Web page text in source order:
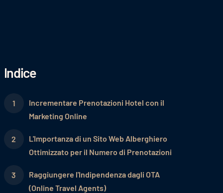
Indice
Incrementare Prenotazioni Hotel con il
Marketing Online
L'Importanza di un Sito Web Alberghiero
Ottimizzato per il Numero di Prenotazioni
Raggiungere l'Indipendenza dagli OTA
(Online Travel Agents)